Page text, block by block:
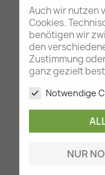
Auch wir nutzen
Cookies.
benötigen wir
den
Zustimmung
ganz gezielt
Notwendige
NUR
